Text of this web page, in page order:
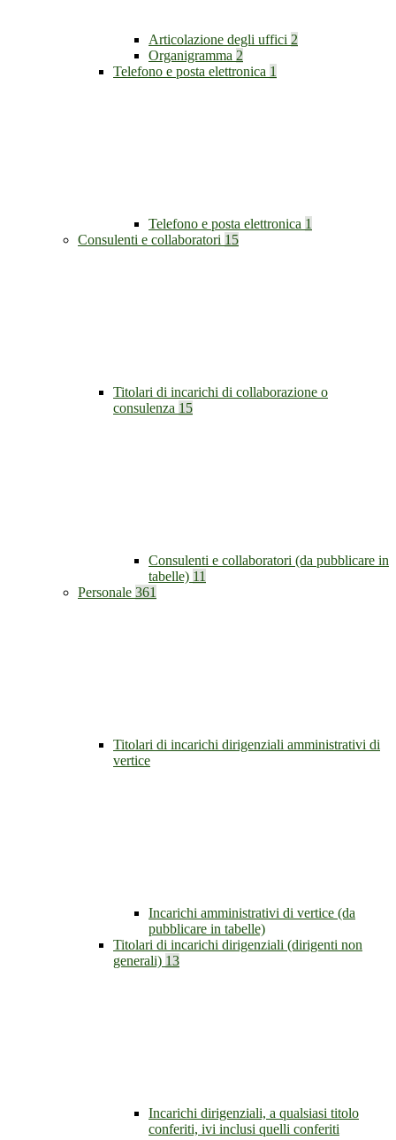
Articolazione degli uffici 2
Organigramma 2
Telefono e posta elettronica 1
Telefono e posta elettronica 1
Consulenti e collaboratori 15
Titolari di incarichi di collaborazione o
consulenza 15
Consulenti e collaboratori (da pubblicare in
tabelle) 11
Personale 361
Titolari di incarichi dirigenziali amministrativi di
vertice
Incarichi amministrativi di vertice (da
pubblicare in tabelle)
Titolari di incarichi dirigenziali (dirigenti non
generali) 13
Incarichi dirigenziali, a qualsiasi titolo
conferiti, ivi inclusi quelli conferiti